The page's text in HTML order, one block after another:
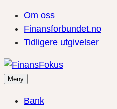
Om oss
Finansforbundet.no
Tidligere utgivelser
Meny
Bank